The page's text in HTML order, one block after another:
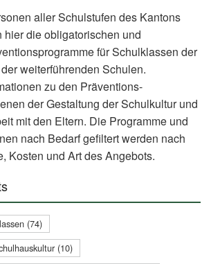
aller Schulstufen des Kantons
hier die obligatorischen und
für Schulklassen der
weiterführenden Schulen.
zu den Präventions-
der Gestaltung der Schulkultur und
mit den Eltern. Die Programme und
nach Bedarf gefiltert werden nach
Kosten und Art des Angebots.
(74)
(10)